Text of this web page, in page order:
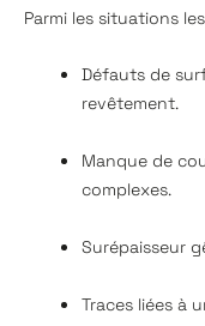
Parmi les situations
Défauts de
revêtement.
Manque de
complexes.
Surépaisseur
Traces liées à